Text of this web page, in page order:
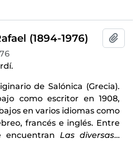
(1894-1976)
de Salónica (Grecia).
como escritor en 1908,
en varios idiomas como
francés e inglés. Entre
encuentran Las diversas…